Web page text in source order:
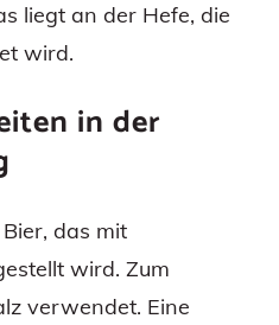
liegt an der Hefe, die
wird.
in der
das mit
wird. Zum
verwendet. Eine